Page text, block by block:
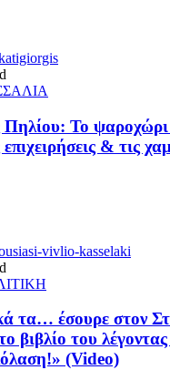
Το ψαροχώρι
& τις
τα… έσουρε στον
βιβλίο του
(Video)